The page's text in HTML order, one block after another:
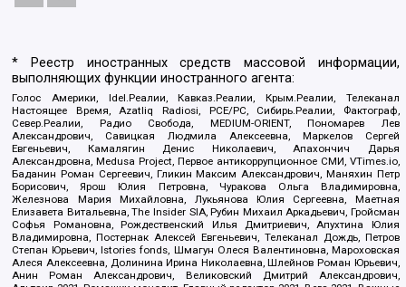
* Реестр иностранных средств массовой информации,
выполняющих функции иностранного агента:
Голос Америки, Idel.Реалии, Кавказ.Реалии, Крым.Реалии, Телеканал
Настоящее Время, Azatliq Radiosi, PCE/PC, Сибирь.Реалии, Фактограф,
Север.Реалии, Радио Свобода, MEDIUM-ORIENT, Пономарев Лев
Александрович, Савицкая Людмила Алексеевна, Маркелов Сергей
Евгеньевич, Камалягин Денис Николаевич, Апахончич Дарья
Александровна, Medusa Project, Первое антикоррупционное СМИ, VTimes.io,
Баданин Роман Сергеевич, Гликин Максим Александрович, Маняхин Петр
Борисович, Ярош Юлия Петровна, Чуракова Ольга Владимировна,
Железнова Мария Михайловна, Лукьянова Юлия Сергеевна, Маетная
Елизавета Витальевна, The Insider SIA, Рубин Михаил Аркадьевич, Гройсман
Софья Романовна, Рождественский Илья Дмитриевич, Апухтина Юлия
Владимировна, Постернак Алексей Евгеньевич, Телеканал Дождь, Петров
Степан Юрьевич, Istories fonds, Шмагун Олеся Валентиновна, Мароховская
Алеся Алексеевна, Долинина Ирина Николаевна, Шлейнов Роман Юрьевич,
Анин Роман Александрович, Великовский Дмитрий Александрович,